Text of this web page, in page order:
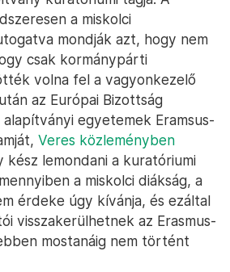
a miskolci
mondják azt, hogy nem
csak kormánypárti
volna fel a vagyonkezelő
az Európai Bizottság
egyetemek Eramsus-
Veres közleményben
kész lemondani a kuratóriumi
a miskolci diákság, a
érdeke úgy kívánja, és ezáltal
visszakerülhetnek az Erasmus-
mostanáig nem történt